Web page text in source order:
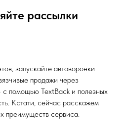
рассылки
запускайте автоворонки
продажи через
помощью TextBack и полезных
Кстати, сейчас расскажем
преимуществ сервиса.